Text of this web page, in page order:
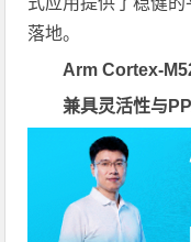
落地。
Arm Cortex-
兼具灵活性与